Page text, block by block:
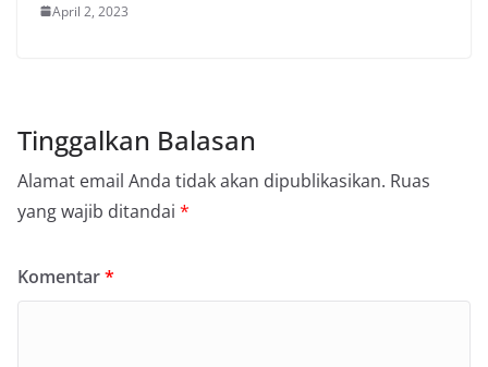
April 2, 2023
Tinggalkan Balasan
Alamat email Anda tidak akan dipublikasikan. Ruas
yang wajib ditandai *
Komentar*